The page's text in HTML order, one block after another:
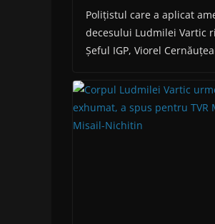
Polițistul care a aplicat
decesului Ludmilei Vartic
Șeful IGP, Viorel